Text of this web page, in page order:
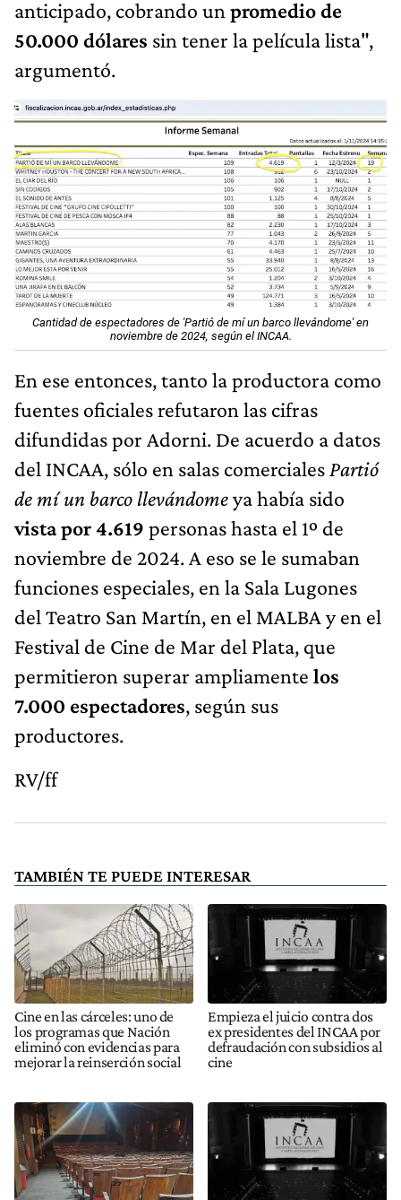
anticipado, cobrando un promedio de
50.000 dólares sin tener la película lista",
argumentó.
Cantidad de espectadores de 'Partió de mí un barco llevándome' en
noviembre de 2024, según el INCAA.
En ese entonces, tanto la productora como
fuentes oficiales refutaron las cifras
difundidas por Adorni. De acuerdo a datos
del INCAA, sólo en salas comerciales Partió
de mí un barco llevándomeya había sido
vista por 4.619 personas hasta el 1º de
noviembre de 2024. A eso se le sumaban
funciones especiales, en la Sala Lugones
del Teatro San Martín, en el MALBA y en el
Festival de Cine de Mar del Plata, que
permitieron superar ampliamente los
7.000 espectadores, según sus
productores.
RV/ff
TAMBIÉN TE PUEDE INTERESAR
Cine en las cárceles: uno de
los programas que Nación
eliminó con evidencias para
mejorar la reinserción social
Empieza el juicio contra dos
ex presidentes del INCAA por
defraudación con subsidios al
cine